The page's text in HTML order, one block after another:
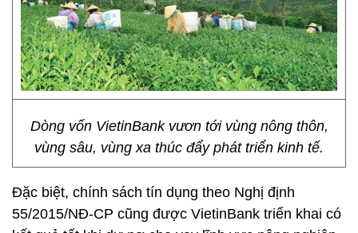
Dòng vốn VietinBank vươn tới vùng nông thôn,
vùng sâu, vùng xa thúc đẩy phát triển kinh tế.
Đặc biệt, chính sách tín dụng theo Nghị định
55/2015/NĐ-CP cũng được VietinBank triển khai có